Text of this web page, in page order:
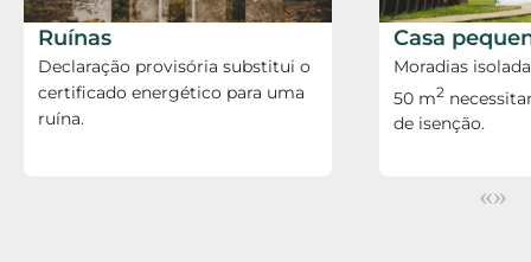
Ruínas
Declaração provisória substitui o
certificado energético para uma
ruína.
Casa
Moradias
50 m2
de isenção.
«»